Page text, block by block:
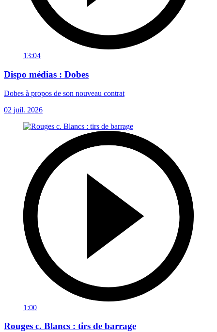
13:04
Dispo médias : Dobes
Dobes à propos de son nouveau contrat
02 juil. 2026
1:00
Rouges c. Blancs : tirs de barrage